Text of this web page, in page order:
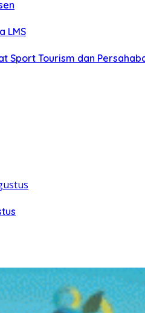
LMS
Sport Tourism dan